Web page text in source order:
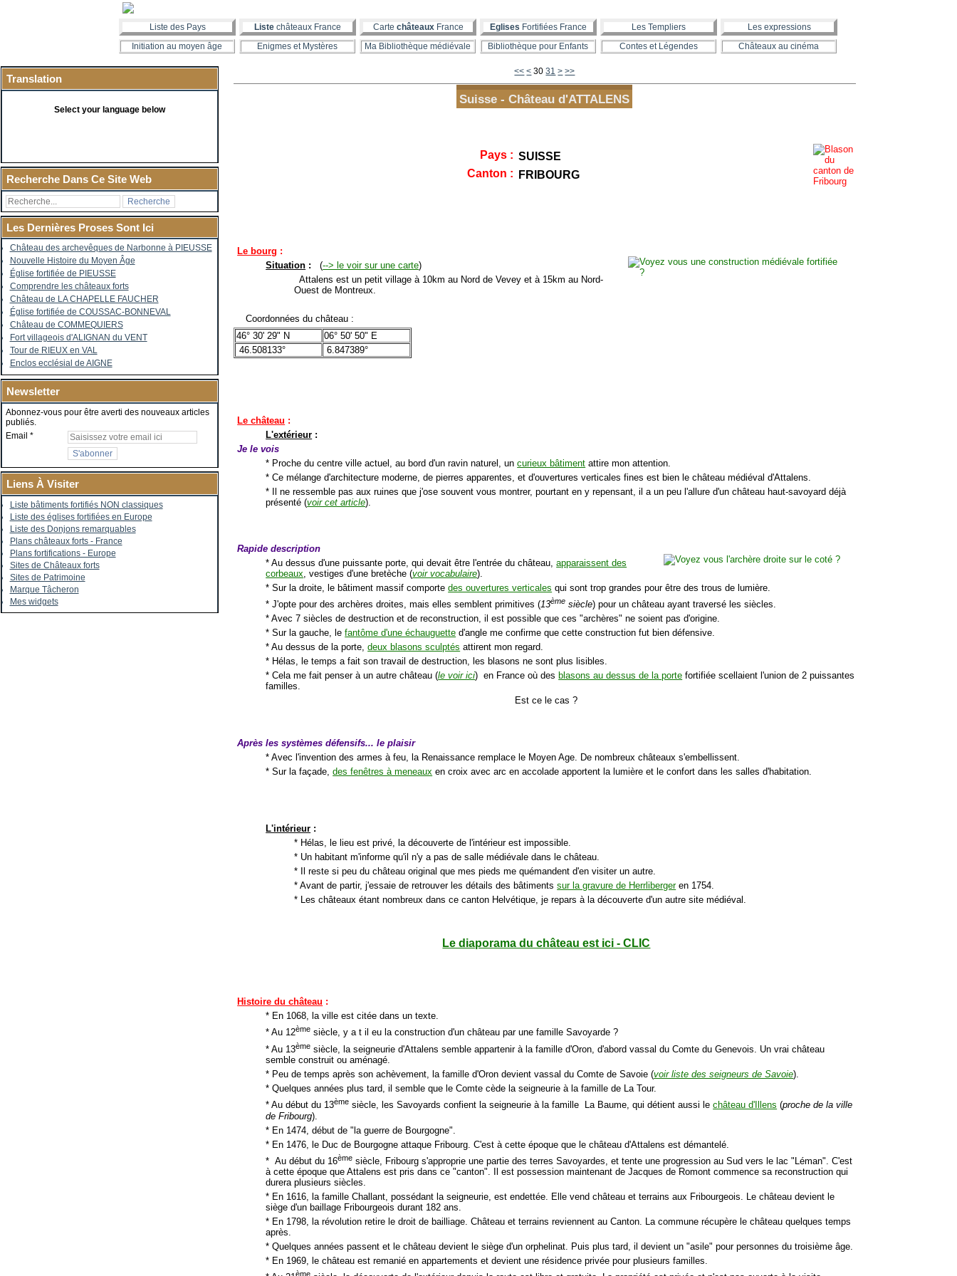
Liste des Pays Liste châteaux France Carte châteauxFrance Eglises Fortifiées France Les Templiers
Les expressions
Initiation au moyen âge
Enigmes et Mystères Ma Bibliothèque médiévale Bibliothèque pour Enfants Contes et Légendes Châteaux au cinéma
Translation
Select your language below
Recherche Dans Ce Site Web
Les Dernières Proses Sont Ici
Château des archevêques de Narbonne à PIEUSSE
Nouvelle Histoire du Moyen Âge
Église fortifiée de PIEUSSE
Comprendre les châteaux forts
Château de LA CHAPELLE FAUCHER
Église fortifiée de COUSSAC-BONNEVAL
Château de COMMEQUIERS
Fort villageois d'ALIGNAN du VENT
Tour de RIEUX en VAL
Enclos ecclésial de AIGNE
Newsletter
Abonnez-vous pour être averti des nouveaux articles
publiés.
Email
Liens À Visiter
Liste bâtiments fortifiés NON classiques
Liste des églises fortifiées en Europe
Liste des Donjons remarquables
Plans châteaux forts - France
Plans fortifications - Europe
Sites de Châteaux forts
Sites de Patrimoine
Marque Tâcheron
Mes widgets
<< < 10
20
30 31 > >>
Suisse - Château d'ATTALENS
Pays : SUISSE
Canton :
FRIBOURG
Le bourg :
Situation : (--> le voir sur une carte)
Attalens est un petit village à 10km au Nord de Vevey et à 15km au Nord-
Ouest de Montreux.
Coordonnées du château :
46° 30' 29" N
06° 50' 50" E
46.508133°
6.847389°
Le château :
L'extérieur :
Je le vois
* Proche du centre ville actuel, au bord d'un ravin naturel, uncurieux bâtiment attire mon attention.
* Ce mélange d'architecture moderne, de pierres apparentes, et d'ouvertures verticales fines est bien le château médiéval d'Attalens.
* Il ne ressemble pas aux ruines que j'ose souvent vous montrer, pourtant en y repensant, il a un peu l'allure d'un château haut-savoyard déjà
présenté (voir cet article).
Rapide description
* Au dessus d'une puissante porte, qui devait être l'entrée du château,apparaissent des
corbeaux , vestiges d'une bretèche (voir vocabulaire).
* Sur la droite, le bâtiment massif comportedes ouvertures verticales qui sont trop grandes pour être des trous de lumière.
* J'opte pour des archères droites, mais elles semblent primitives (13ème siècle) pour un château ayant traversé les siècles.
* Avec 7 siècles de destruction et de reconstruction, il est possible que ces "archères" ne soient pas d'origine.
* Sur la gauche, lefantôme d'une échauguette d'angle me confirme que cette construction fut bien défensive.
* Au dessus de la porte,deux blasons sculptés attirent mon regard.
* Hélas, le temps a fait son travail de destruction, les blasons ne sont plus lisibles.
* Cela me fait penser à un autre château (le voir ici) en France où des blasons au dessus de la porte fortifiée scellaient l'union de 2 puissantes
familles.
Est ce le cas ?
Après les systèmes défensifs... le plaisir
* Avec l'invention des armes à feu, la Renaissance remplace le Moyen Age. De nombreux châteaux s'embellissent.
* Sur la façade,des fenêtres à meneaux en croix avec arc en accolade apportent la lumière et le confort dans les salles d'habitation.
L'intérieur :
* Hélas, le lieu est privé, la découverte de l'intérieur est impossible.
* Un habitant m'informe qu'il n'y a pas de salle médiévale dans le château.
* Il reste si peu du château original que mes pieds me quémandent d'en visiter un autre.
* Avant de partir, j'essaie de retrouver les détails des bâtimentssur la gravure de Herrlibergeren 1754.
* Les châteaux étant nombreux dans ce canton Helvétique, je repars à la découverte d'un autre site médiéval.
Le diaporama du château est ici - CLIC
Histoire du château :
* En 1068, la ville est citée dans un texte.
* Au 12ème siècle, y a t il eu la construction d'un château par une famille Savoyarde ?
* Au 13ème siècle, la seigneurie d'Attalens semble appartenir à la famille d'Oron, d'abord vassal du Comte du Genevois. Un vrai château
semble construit ou aménagé.
* Peu de temps après son achèvement, la famille d'Oron devient vassal du Comte de Savoie (voir liste des seigneurs de Savoie).
* Quelques années plus tard, il semble que le Comte cède la seigneurie à la famille de La Tour.
* Au début du 13ème siècle, les Savoyards confient la seigneurie à la famille La Baume, qui détient aussi lechâteau d'Illens (proche de la ville
de Fribourg).
* En 1474, début de "la guerre de Bourgogne".
* En 1476, le Duc de Bourgogne attaque Fribourg. C'est à cette époque que le château d'Attalens est démantelé.
* Au début du 16ème siècle, Fribourg s'approprie une partie des terres Savoyardes, et tente une progression au Sud vers le lac "Léman". C'est
à cette époque que Attalens est pris dans ce "canton". Il est possession maintenant de Jacques de Romont commence sa reconstruction qui
durera plusieurs siècles.
* En 1616, la famille Challant, possédant la seigneurie, est endettée. Elle vend château et terrains aux Fribourgeois. Le château devient le
siège d'un baillage Fribourgeois durant 182 ans.
* En 1798, la révolution retire le droit de bailliage. Château et terrains reviennent au Canton. La commune récupère le château quelques temps
après.
* Quelques années passent et le château devient le siège d'un orphelinat. Puis plus tard, il devient un "asile" pour personnes du troisième âge.
* En 1969, le château est remanié en appartements et devient une résidence privée pour plusieurs familles.
ème